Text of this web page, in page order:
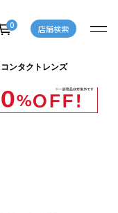
0 店舗検索
コンタクトレンズ